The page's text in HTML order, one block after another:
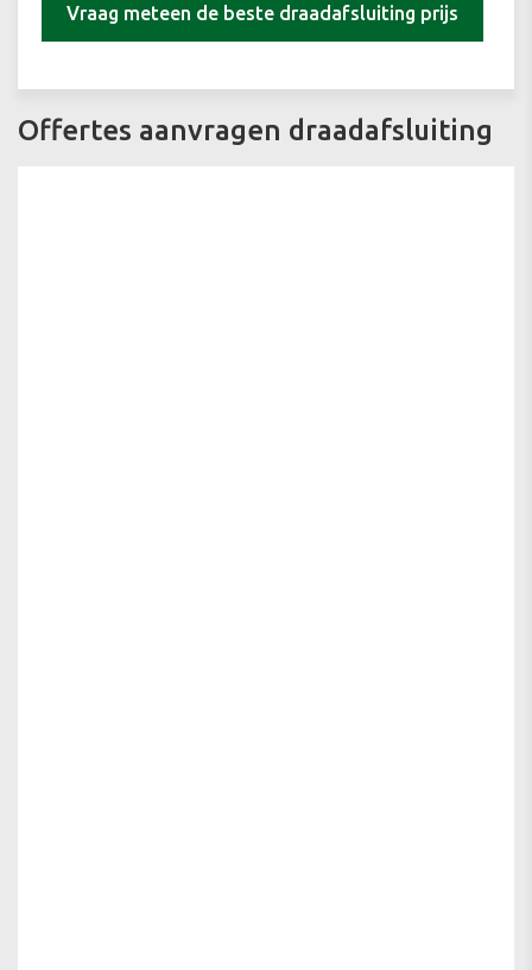
Vraag meteen de beste draadafsluiting prijs
Offertes aanvragen draadafsluiting